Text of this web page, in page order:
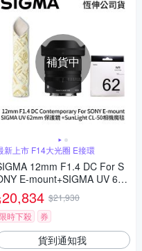
補貨中
新上市 F14大光圈 E接環
12mm F1.4 DC For S
E-mount+SIGMA UV 62
mm保護鏡+相機魔毯 (公司貨)
20,834 $21,930
時下殺
券
貨到通知我